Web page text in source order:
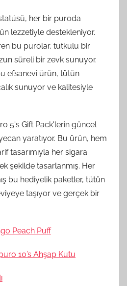
her bir puroda
lezzetiyle destekleniyor.
bu purolar, tutkulu bir
süreli bir zevk sunuyor.
efsanevi ürün, tütün
sunuyor ve kalitesiyle
5's Gift Pack'lerin güncel
yaratıyor. Bu ürün, hem
tasarımıyla her sigara
şekilde tasarlanmış. Her
bu hediyelik paketler, tütün
taşıyor ve gerçek bir
Peach Puff
10’s Ahşap Kutu